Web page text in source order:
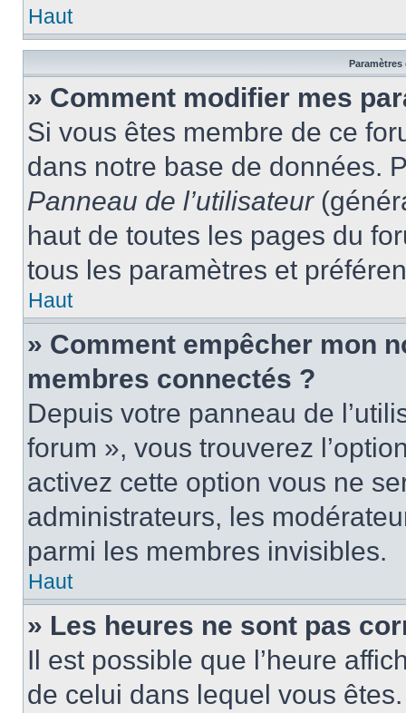
Haut
Paramètres
» Comment modifier mes
Si vous êtes membre de ce
dans notre base de données.
Panneau de l’utilisateur
haut de toutes les pages du
tous les paramètres et
Haut
» Comment empêcher mon
membres connectés ?
Depuis votre panneau de
forum », vous trouverez
activez cette option vous ne
administrateurs, les
parmi les membres invisibles.
Haut
» Les heures ne sont pas
Il est possible que l’heure
de celui dans lequel vous